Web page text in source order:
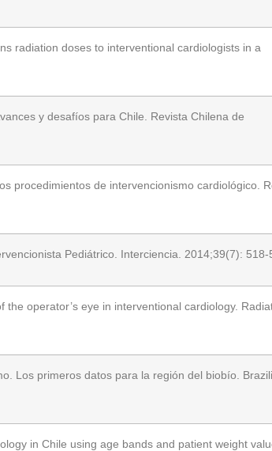
radiation doses to interventional cardiologists in a
y desafíos para Chile. Revista Chilena de
procedimientos de intervencionismo cardiológico.
Pediátrico. Interciencia. 2014;39(7): 518-
operator’s eye in interventional cardiology.
Los primeros datos para la región del biobío.
in Chile using age bands and patient weight